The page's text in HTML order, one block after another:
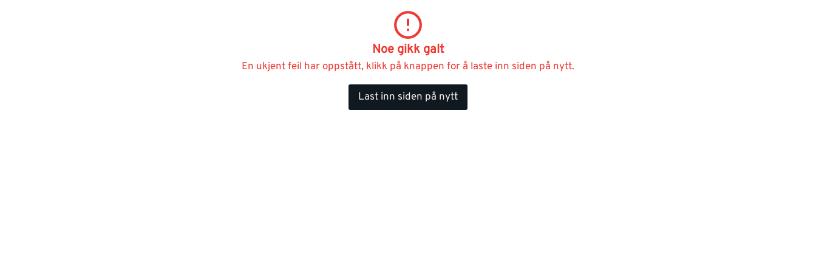
Noe gikk galt
En ukjent feil har oppstått, klikk på knappen for å laste inn siden på nytt.
Last inn siden på nytt